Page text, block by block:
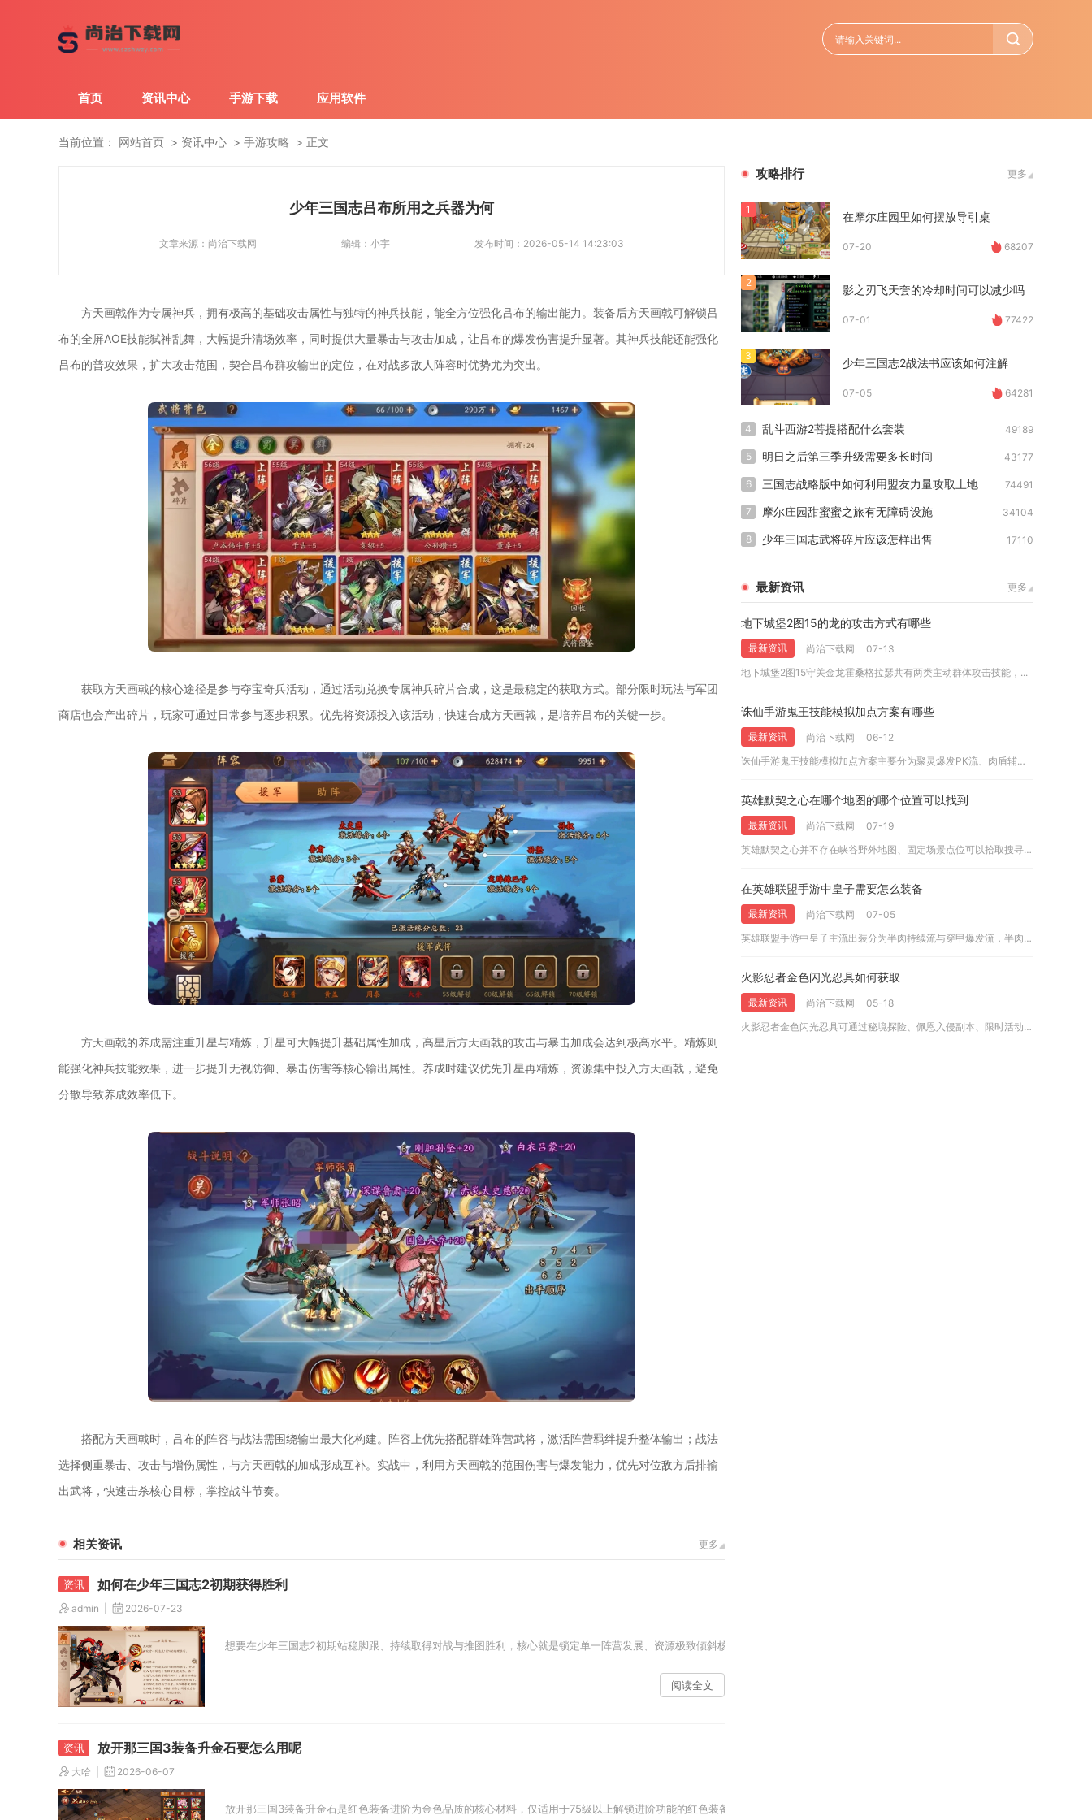
首页 资讯中心 手游下载 应用软件
当前位置： 网站首页 资讯中心 手游攻略 正文
少年三国志吕布所用之兵器为何
文章来源： 尚治下载网 编辑： 小宇 发布时间： 2026-05-14 14:23:03
方天画戟作为专属神兵，拥有极高的基础攻击属性与独特的神兵技能，能全方位强化吕布的输出能力。装备后方天画戟可解锁吕
布的全屏AOE技能弑神乱舞，大幅提升清场效率，同时提供大量暴击与攻击加成，让吕布的爆发伤害提升显著。其神兵技能还能强化
吕布的普攻效果，扩大攻击范围，契合吕布群攻输出的定位，在对战多敌人阵容时优势尤为突出。
获取方天画戟的核心途径是参与夺宝奇兵活动，通过活动兑换专属神兵碎片合成，这是最稳定的获取方式。部分限时玩法与军团
商店也会产出碎片，玩家可通过日常参与逐步积累。优先将资源投入该活动，快速合成方天画戟，是培养吕布的关键一步。
方天画戟的养成需注重升星与精炼，升星可大幅提升基础属性加成，高星后方天画戟的攻击与暴击加成会达到极高水平。精炼则
能强化神兵技能效果，进一步提升无视防御、暴击伤害等核心输出属性。养成时建议优先升星再精炼，资源集中投入方天画戟，避免
分散导致养成效率低下。
搭配方天画戟时，吕布的阵容与战法需围绕输出最大化构建。阵容上优先搭配群雄阵营武将，激活阵营羁绊提升整体输出；战法
选择侧重暴击、攻击与增伤属性，与方天画戟的加成形成互补。实战中，利用方天画戟的范围伤害与爆发能力，优先对位敌方后排输
出武将，快速击杀核心目标，掌控战斗节奏。
相关资讯 更多
如何在少年三国志2初期获得胜利
admin 2026-07-23
想要在少年三国志2初期站稳脚跟、持续取得对战与推图胜利，核心就是锁定单一阵营发展、资源极致倾斜核心武将、合理布阵搭配合击技能，同时把每日资源副本全部清空，不分散养
阅读全文
放开那三国3装备升金石要怎么用呢
大哈 2026-06-07
放开那三国3装备升金石是红色装备进阶为金色品质的核心材料，仅适用于75级以上解锁进阶功能的红色装备，在装备强化界面点击进阶按钮即可消耗升金石与对应材料完成升金，大幅
攻略排行 更多
1 在摩尔庄园里如何摆放导引桌
07-20 68207
2 影之刃飞天套的冷却时间可以减少吗
07-01 77422
3 少年三国志2战法书应该如何注解
07-05 64281
4 乱斗西游2菩提搭配什么套装 49189
5 明日之后第三季升级需要多长时间 43177
6 三国志战略版中如何利用盟友力量攻取土地 74491
7 摩尔庄园甜蜜蜜之旅有无障碍设施 34104
8 少年三国志武将碎片应该怎样出售 17110
最新资讯 更多
地下城堡2图15的龙的攻击方式有哪些
最新资讯 尚治下载网
07-13
地下城堡2图15守关金龙霍桑格拉瑟共有两类主动群体攻击技能，...
诛仙手游鬼王技能模拟加点方案有哪些
最新资讯 尚治下载网
06-12
诛仙手游鬼王技能模拟加点方案主要分为聚灵爆发PK流、肉盾辅助...
英雄默契之心在哪个地图的哪个位置可以找到
最新资讯 尚治下载网
07-19
英雄默契之心并不存在峡谷野外地图、固定场景点位可以拾取搜寻，...
在英雄联盟手游中皇子需要怎么装备
最新资讯 尚治下载网
07-05
英雄联盟手游中皇子主流出装分为半肉持续流与穿甲爆发流，半肉流...
火影忍者金色闪光忍具如何获取
最新资讯 尚治下载网
05-18
火影忍者金色闪光忍具可通过秘境探险、佩恩入侵副本、限时活动兑...